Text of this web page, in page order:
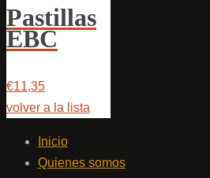
Pastillas
EBC
€11,35
volver a la lista
Inicio
Quienes somos